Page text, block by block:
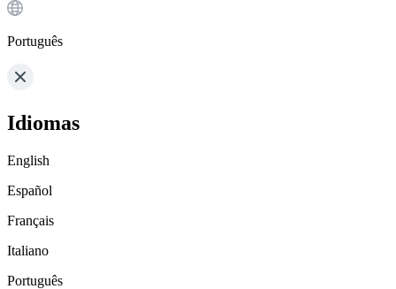
Português
Idiomas
English
Español
Français
Italiano
Português